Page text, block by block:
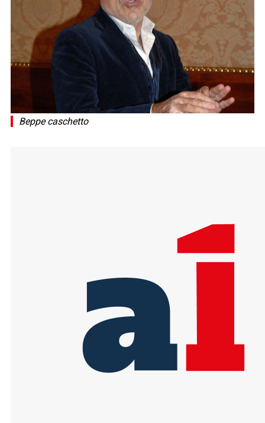
Beppe caschetto